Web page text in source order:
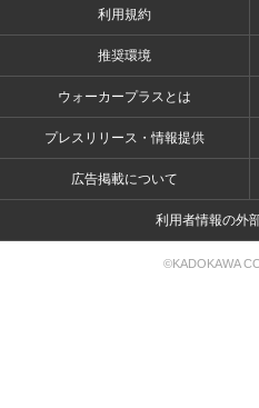
利用規約
推奨環境
ウォーカープラスとは
プレスリリース・情報提供
広告掲載について
利用者情報の外
©KADOKAWA